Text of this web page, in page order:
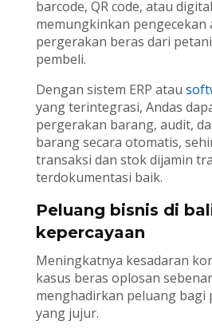
barcode, QR code, atau
memungkinkan pengecekan
pergerakan beras dari
pembeli.
Dengan sistem ERP atau
yang terintegrasi, Andas
pergerakan barang, audit,
barang secara otomatis,
transaksi dan stok dijamin
terdokumentasi baik.
Peluang bisnis di
kepercayaan
Meningkatnya kesadaran
kasus beras oplosan
menghadirkan peluang bagi
yang jujur.